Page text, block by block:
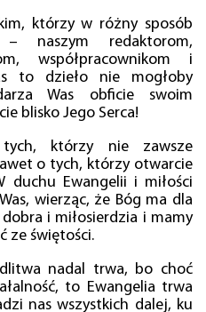
którzy w różny sposób
– naszym redaktorom,
współpracownikom i
to dzieło nie mogłoby
Was obficie swoim
blisko Jego Serca!
którzy nie zawsze
o tych, którzy otwarcie
duchu Ewangelii i miłości
wierząc, że Bóg ma dla
i miłosierdzia i mamy
ze świętości.
nadal trwa, bo choć
to Ewangelia trwa
nas wszystkich dalej, ku